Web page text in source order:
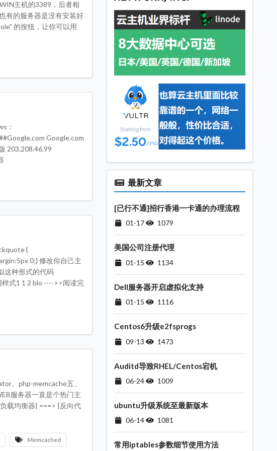
主机的3389，后者相
有的服务器是没有安装好
的按纽，让你可以用
：
Google.com
203.208.46.99
{
0;} 修改你自己主
这种形式的代码
式1 1 2 blo ---->>阅读完
、php-memcache五、
服务器一直是个热门主
均衡器| ===> |反向代
Memcached
最新文章
[已行不通]招行香港一卡通的办理流程
01-17 1079
美国公司注册代理
01-15 1134
Dell服务器开启虚拟化支持
01-15 1116
Centos6升级e2fsprogs
09-13 1473
Auditd导致RHEL/Centos宕机
06-24 1009
ubuntu升级系统至最新版本
06-14 1081
常用iptables参数细节使用方法